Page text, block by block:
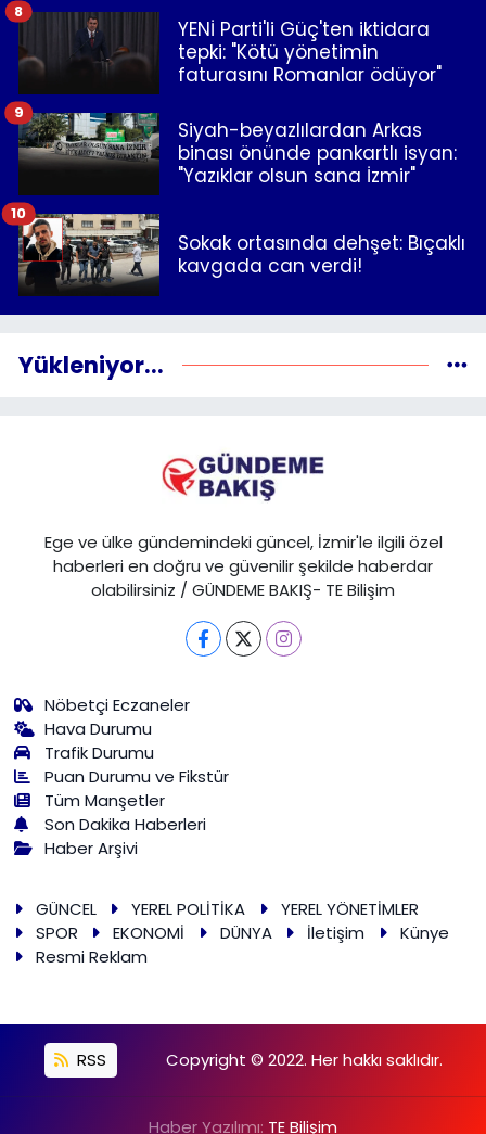
YENİ Parti'li Güç'ten iktidara
tepki: "Kötü yönetimin
faturasını Romanlar ödüyor"
8
Siyah-beyazlılardan Arkas
binası önünde pankartlı isyan:
"Yazıklar olsun sana İzmir"
9
Sokak ortasında dehşet: Bıçaklı
kavgada can verdi!
10
Yükleniyor...
Ege ve ülke gündemindeki güncel, İzmir'le ilgili özel
haberleri en doğru ve güvenilir şekilde haberdar
olabilirsiniz / GÜNDEME BAKIŞ- TE Bilişim
Nöbetçi Eczaneler
Hava Durumu
Trafik Durumu
Puan Durumu ve Fikstür
Tüm Manşetler
Son Dakika Haberleri
Haber Arşivi
GÜNCEL YEREL POLİTİKA
YEREL YÖNETİMLER
SPOR
EKONOMİ DÜNYA İletişim
Künye
Resmi Reklam
RSS Copyright © 2022. Her hakkı saklıdır.
Haber Yazılımı: TE Bilişim